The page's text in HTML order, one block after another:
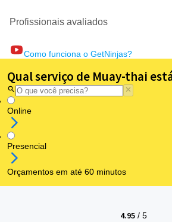
Profissionais avaliados
Como funciona o GetNinjas?
Qual serviço de Muay-thai
Online
Presencial
Orçamentos em até 60 minutos
4.95/ 5